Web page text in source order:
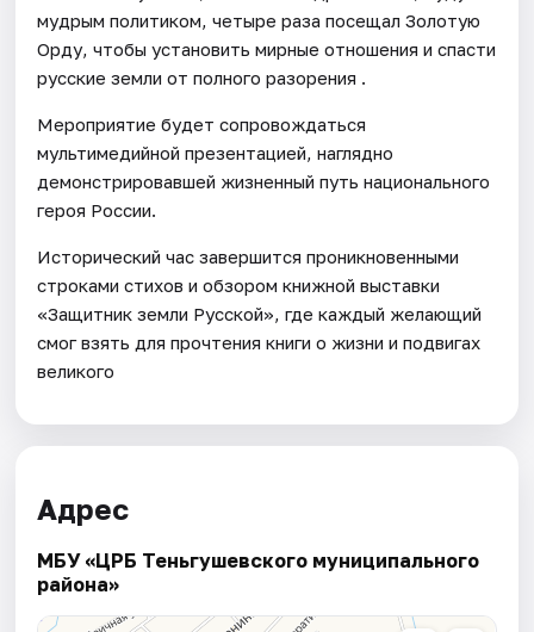
мудрым политиком, четыре раза посещал Золотую
Орду, чтобы установить мирные отношения и спасти
русские земли от полного разорения .
Мероприятие будет сопровождаться
мультимедийной презентацией, наглядно
демонстрировавшей жизненный путь национального
героя России.
Исторический час завершится проникновенными
строками стихов и обзором книжной выставки
«Защитник земли Русской», где каждый желающий
смог взять для прочтения книги о жизни и подвигах
великого
Адрес
МБУ «ЦРБ Теньгушевского муниципального
района»